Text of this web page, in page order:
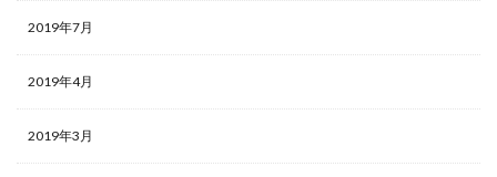
2019年7月
2019年4月
2019年3月